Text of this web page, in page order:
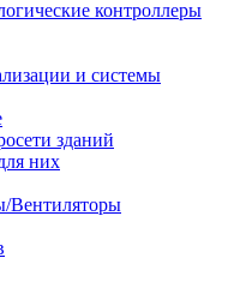
контроллеры
и системы
зданий
них
Вентиляторы